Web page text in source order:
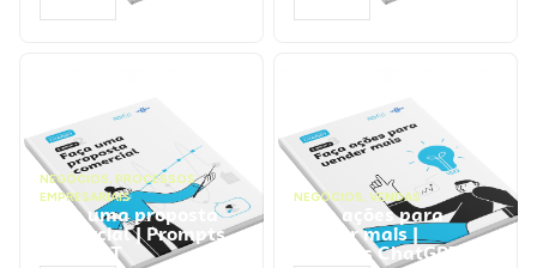
NEGÓCIOS, PROCESSOS
EMPRESARIAIS
Faça uma proposta
comercial | Prompts
ChatGPT
NEGÓCIOS, VENDAS
Faça ações para
vender mais |
Prompts ChatGPT